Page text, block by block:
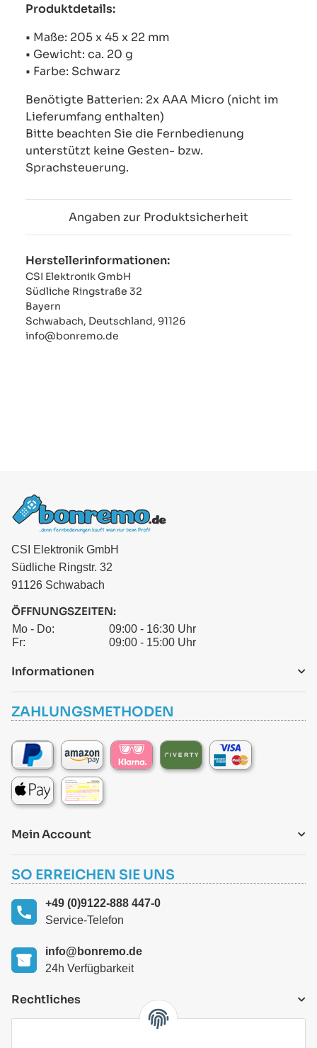
Produktdetails:
• Maße: 205 x 45 x 22 mm
• Gewicht: ca. 20 g
• Farbe: Schwarz
Benötigte Batterien: 2x AAA Micro (nicht im
Lieferumfang enthalten)
Bitte beachten Sie die Fernbedienung
unterstützt keine Gesten- bzw.
Sprachsteuerung.
Angaben zur Produktsicherheit
Herstellerinformationen:
CSI Elektronik GmbH
Südliche Ringstraße 32
Bayern
Schwabach, Deutschland, 91126
info@bonremo.de
CSI Elektronik GmbH
Südliche Ringstr. 32
91126 Schwabach
ÖFFNUNGSZEITEN:
Mo - Do:
09:00 - 16:30 Uhr
Fr:
09:00 - 15:00 Uhr
Informationen
ZAHLUNGSMETHODEN
Mein Account
SO ERREICHEN SIE UNS
+49 (0)9122-888 447-0
Service-Telefon
info@bonremo.de
24h Verfügbarkeit
Rechtliches